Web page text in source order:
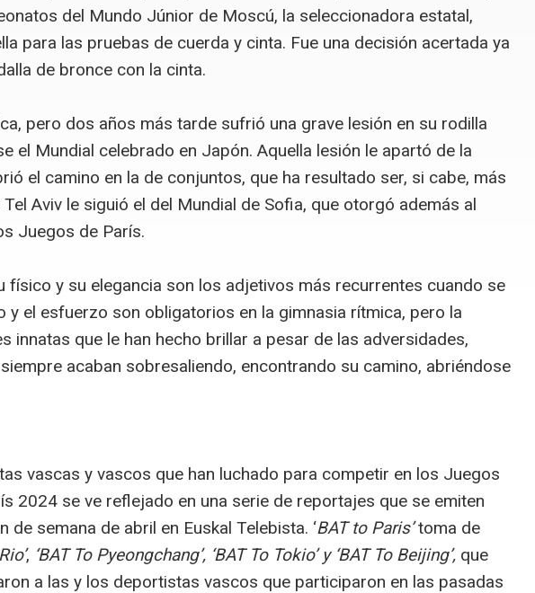
del Mundo Júnior de Moscú, la seleccionadora estatal,
para las pruebas de cuerda y cinta. Fue una decisión acertada ya
de bronce con la cinta.
pero dos años más tarde sufrió una grave lesión en su rodilla
el Mundial celebrado en Japón. Aquella lesión le apartó de la
el camino en la de conjuntos, que ha resultado ser, si cabe, más
Aviv le siguió el del Mundial de Sofia, que otorgó además al
Juegos de París.
físico y su elegancia son los adjetivos más recurrentes cuando se
y el esfuerzo son obligatorios en la gimnasia rítmica, pero la
innatas que le han hecho brillar a pesar de las adversidades,
acaban sobresaliendo, encontrando su camino, abriéndose
vascas y vascos que han luchado para competir en los Juegos
2024 se ve reflejado en una serie de reportajes que se emiten
semana de abril en Euskal Telebista. ‘BAT to Paris’toma de
, ‘BAT To Pyeongchang’, ‘BAT To Tokio’ y ‘BAT To Beijing’,que
a las y los deportistas vascos que participaron en las pasadas